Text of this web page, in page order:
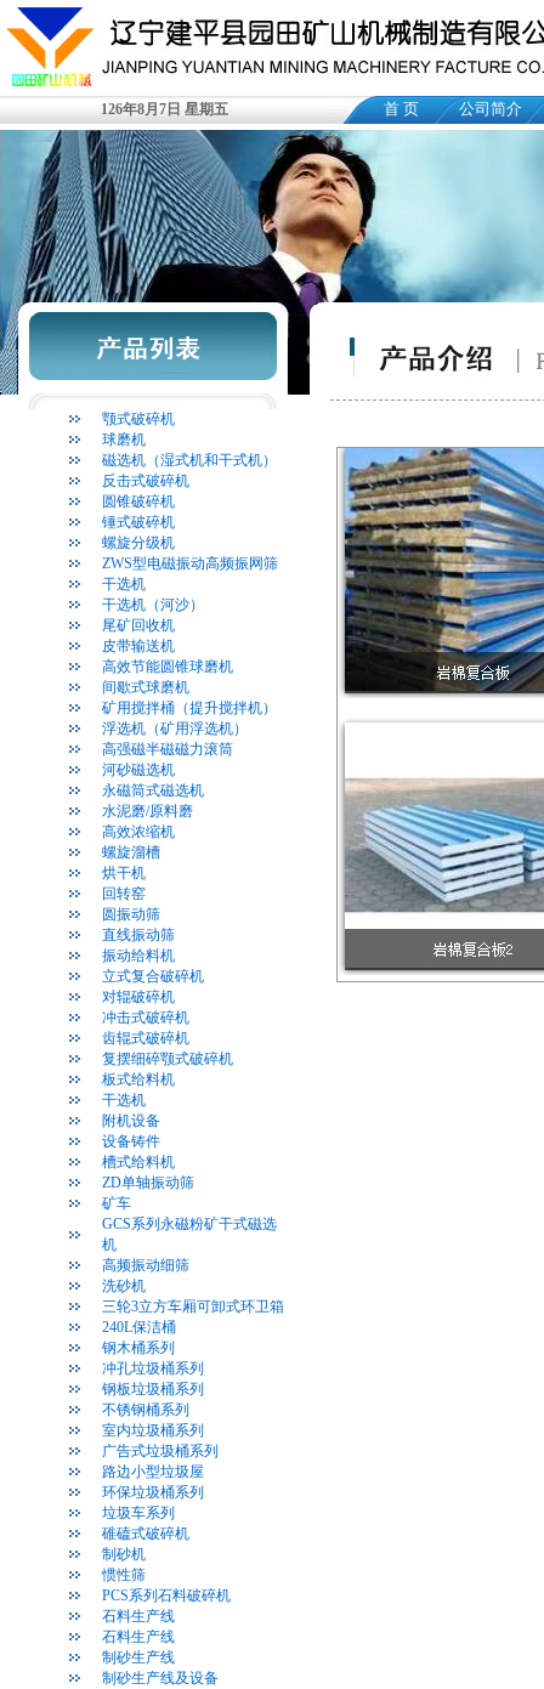
126年8月7日 星期五 首 页 公司简介
颚式破碎机
球磨机
磁选机（湿式机和干式机）
反击式破碎机
圆锥破碎机
锤式破碎机
螺旋分级机
ZWS型电磁振动高频振网筛
干选机
干选机（河沙）
尾矿回收机
皮带输送机
高效节能圆锥球磨机
间歇式球磨机
矿用搅拌桶（提升搅拌机）
浮选机（矿用浮选机）
高强磁半磁磁力滚筒
河砂磁选机
永磁筒式磁选机
水泥磨/原料磨
高效浓缩机
螺旋溜槽
烘干机
回转窑
圆振动筛
直线振动筛
振动给料机
立式复合破碎机
对辊破碎机
冲击式破碎机
齿辊式破碎机
复摆细碎颚式破碎机
板式给料机
干选机
附机设备
设备铸件
槽式给料机
ZD单轴振动筛
矿车
GCS系列永磁粉矿干式磁选
机
高频振动细筛
洗砂机
三轮3立方车厢可卸式环卫箱
240L保洁桶
钢木桶系列
冲孔垃圾桶系列
钢板垃圾桶系列
不锈钢桶系列
室内垃圾桶系列
广告式垃圾桶系列
路边小型垃圾屋
环保垃圾桶系列
垃圾车系列
碓磕式破碎机
制砂机
惯性筛
PCS系列石料破碎机
石料生产线
石料生产线
制砂生产线
制砂生产线及设备